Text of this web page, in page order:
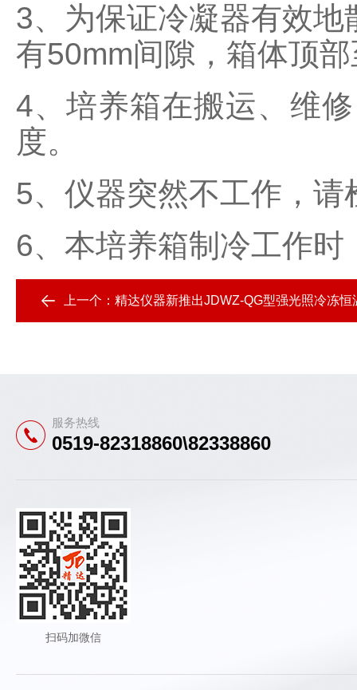
3、为保证冷凝器有效
有50mm间隙，箱体顶
4、培养箱在搬运、维
度。
5、仪器突然不工作，
6、本培养箱制冷工作
上一个： 精达仪器新推出JDWZ-QG型强光照冷冻恒
服务热线
0519-82318860\82338860
扫码加微信